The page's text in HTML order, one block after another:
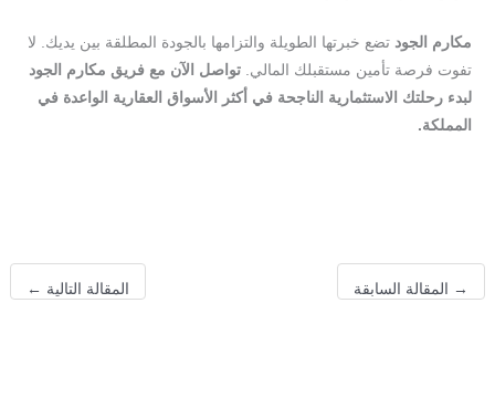
مكارم الجود تضع خبرتها الطويلة والتزامها بالجودة المطلقة بين يديك. لا
تفوت فرصة تأمين مستقبلك المالي.تواصل الآن مع فريق مكارم الجود
لبدء رحلتك الاستثمارية الناجحة في أكثر الأسواق العقارية الواعدة في
المملكة.
→ المقالة السابقة المقالة التالية ←